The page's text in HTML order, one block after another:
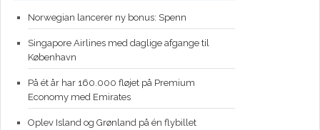
Norwegian lancerer ny bonus: Spenn
Singapore Airlines med daglige afgange til
København
På ét år har 160.000 fløjet på Premium
Economy med Emirates
Oplev Island og Grønland på én flybillet